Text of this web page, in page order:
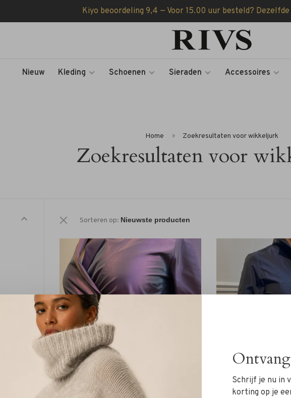
Kiyo beoordeling 9,4 — Voor 15.00 uur besteld?
Nieuw Kleding Schoenen Sieraden Accessoires
Home Zoekresultaten voor wikkeljurk
Zoekresultaten voor
Sorteren op:
Schrijf je nu in
korting op je